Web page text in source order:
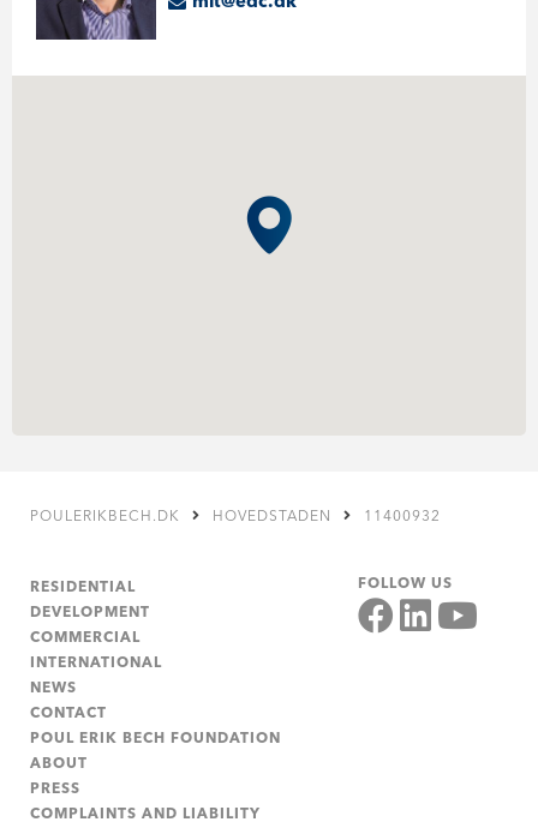
POULERIKBECH.DK HOVEDSTADEN 11400932
RESIDENTIAL
DEVELOPMENT
COMMERCIAL
INTERNATIONAL
NEWS
CONTACT
POUL ERIK BECH FOUNDATION
ABOUT
PRESS
COMPLAINTS AND LIABILITY
FOLLOW US